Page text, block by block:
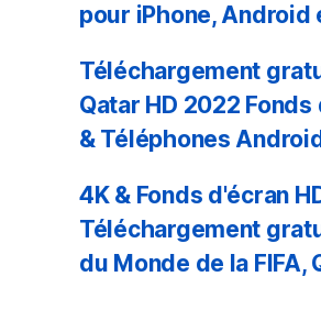
pour iPhone,
Téléchargement
Qatar HD 2022
& Téléphones Android
4K & Fonds d'écran
Téléchargement
du Monde de la